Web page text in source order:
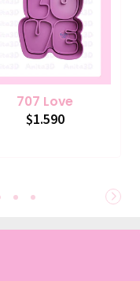
707 Love
$1.590